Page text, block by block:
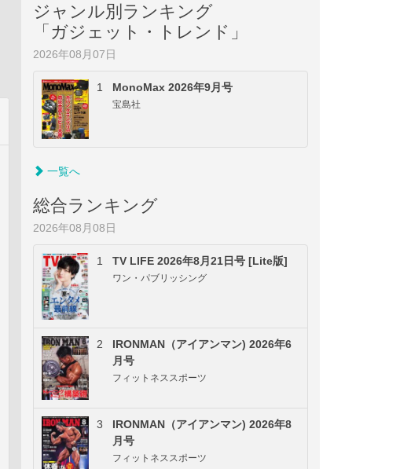
ジャンル別ランキング
「ガジェット・トレンド」
2026年08月07日
1 MonoMax 2026年9月号
宝島社
一覧へ
総合ランキング
2026年08月08日
1 TV LIFE 2026年8月21日号 [Lite版]
ワン・パブリッシング
2
IRONMAN（アイアンマン) 2026年6
月号
フィットネススポーツ
3
IRONMAN（アイアンマン) 2026年8
月号
フィットネススポーツ